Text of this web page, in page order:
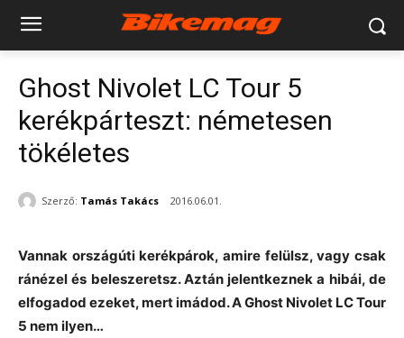
Ghost Nivolet LC Tour 5
kerékpárteszt: németesen
tökéletes
Szerző: Tamás Takács 2016.06.01.
Vannak országúti kerékpárok, amire felülsz, vagy csak
ránézel és beleszeretsz. Aztán jelentkeznek a hibái, de
elfogadod ezeket, mert imádod. A Ghost Nivolet LC Tour
5 nem ilyen…